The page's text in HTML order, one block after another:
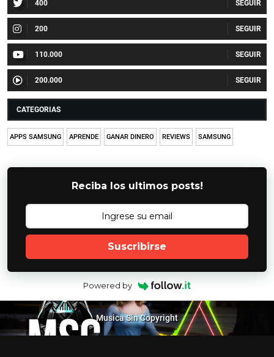
400
200
110.000
200.000
CATEGORIAS
APPS SAMSUNG APRENDE GANAR DINERO REVIEWS SAMSUNG
Reciba los ultimos posts!
Suscribirse
Powered by
Musica Sin Copyright